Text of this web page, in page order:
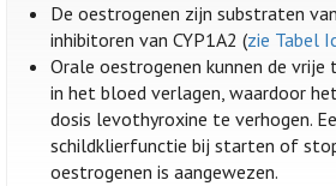
De oestrogenen zijn substraten
inhibitoren van CYP1A2 (zie Tabel
Orale oestrogenen kunnen de
in het bloed verlagen, waardoor
dosis levothyroxine te verhogen.
schildklierfunctie bij starten of
oestrogenen is aangewezen.